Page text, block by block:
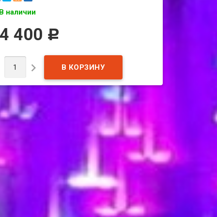
наличии
400 Р
